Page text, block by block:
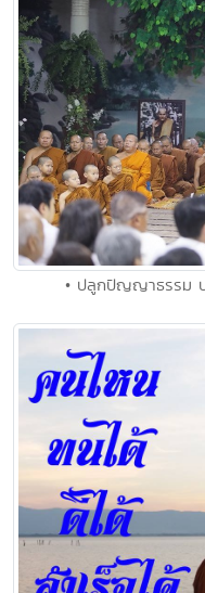
• ปลูกปัญญาธรรม